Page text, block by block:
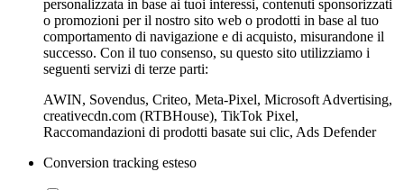
personalizzata in base ai tuoi interessi, contenuti sponsorizzati
o promozioni per il nostro sito web o prodotti in base al tuo
comportamento di navigazione e di acquisto, misurandone il
successo. Con il tuo consenso, su questo sito utilizziamo i
seguenti servizi di terze parti:
AWIN, Sovendus, Criteo, Meta-Pixel, Microsoft Advertising,
creativecdn.com (RTBHouse), TikTok Pixel,
Raccomandazioni di prodotti basate sui clic, Ads Defender
Conversion tracking esteso